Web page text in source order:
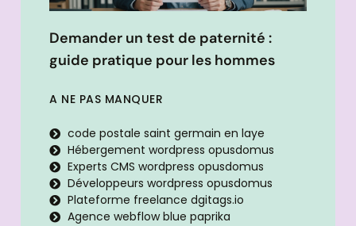
Demander un test de paternité :
guide pratique pour les hommes
A NE PAS MANQUER
code postale saint germain en laye
Hébergement wordpress opusdomus
Experts CMS wordpress opusdomus
Développeurs wordpress opusdomus
Plateforme freelance dgitags.io
Agence webflow blue paprika